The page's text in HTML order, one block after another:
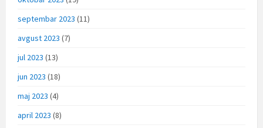
septembar 2023 (11)
avgust 2023 (7)
jul 2023 (13)
jun 2023 (18)
maj 2023 (4)
april 2023 (8)